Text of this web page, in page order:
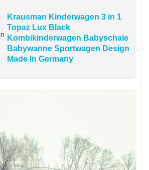
Krausman Kinderwagen 3 in 1
Topaz Lux Black
Kombikinderwagen Babyschale
Babywanne Sportwagen Design
Made In Germany